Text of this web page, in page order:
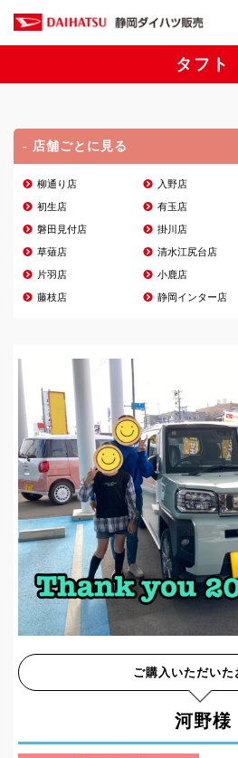
タフト
- 店舗ごとに見る
柳通り店 入野店
初生店 有玉店
磐田見付店 掛川店
草薙店 清水江尻台店
片羽店 小鹿店
藤枝店 静岡インター店
ご購入いただいた
河野様